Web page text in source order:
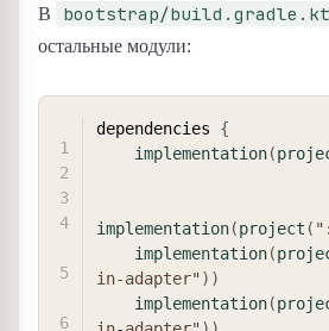
В bootstrap/
остальные модули:
dependencies {
implementation(
implementation(project (
implementation(
in-adapter") )
implementation(